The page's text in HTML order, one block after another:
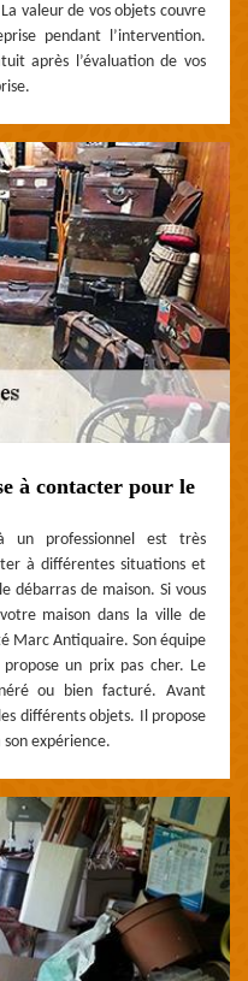
valeur de vos objets couvre
pendant l’intervention.
après l’évaluation de vos
à contacter pour le
un professionnel est très
à différentes situations et
débarras de maison. Si vous
maison dans la ville de
Marc Antiquaire. Son équipe
un prix pas cher. Le
ou bien facturé. Avant
différents objets. Il propose
expérience.